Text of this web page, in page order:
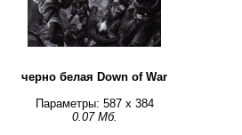
черно белая Down of War
Параметры: 587 x 384
0.07 Мб.